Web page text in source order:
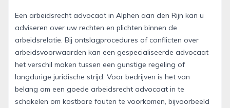
Een arbeidsrecht advocaat in Alphen aan den Rijn kan u
adviseren over uw rechten en plichten binnen de
arbeidsrelatie. Bij ontslagprocedures of conflicten over
arbeidsvoorwaarden kan een gespecialiseerde advocaat
het verschil maken tussen een gunstige regeling of
langdurige juridische strijd. Voor bedrijven is het van
belang om een goede arbeidsrecht advocaat in te
schakelen om kostbare fouten te voorkomen, bijvoorbeeld